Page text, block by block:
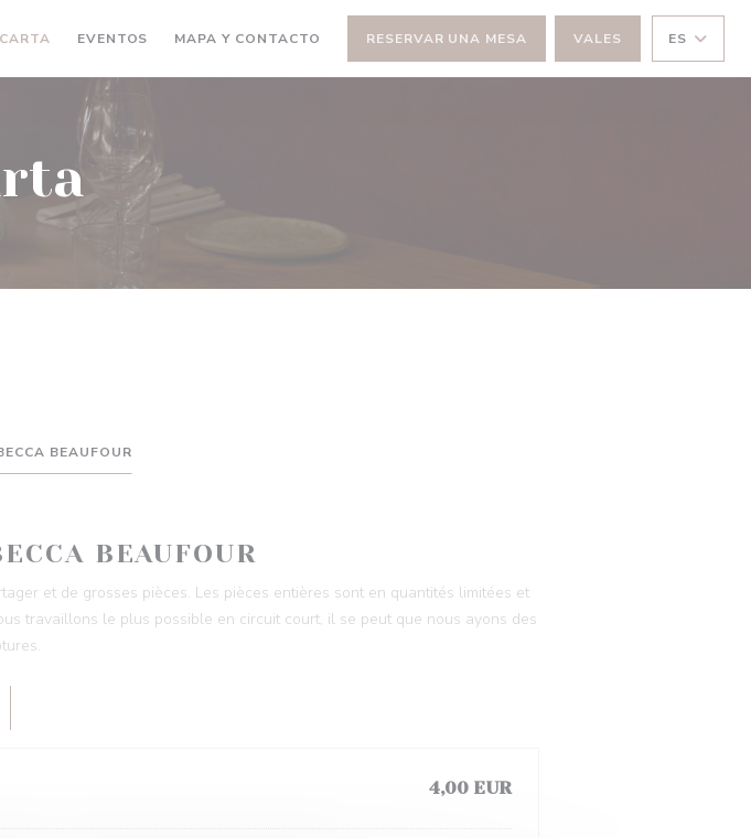
CARTA EVENTOS MAPA Y CONTACTO RESERVAR UNA MESA VALES ES
BEAUFOUR
BEAUFOUR
et de grosses pièces. Les pièces entières sont en quantités limitées et
travaillons le plus possible en circuit court, il se peut que nous ayons des
4,00 EUR